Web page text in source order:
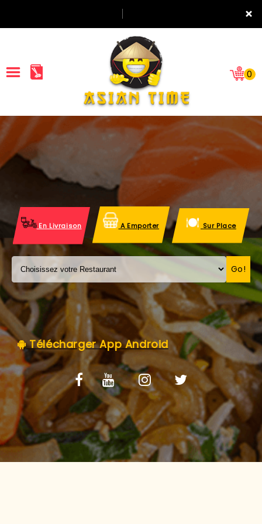
×
ACCUEIL
LA CARTE
VOS AVIS
MENTIONS LÉGALES
C.G.V
0
En Livraison A Emporter Sur Place
Go!
Télécharger App Android